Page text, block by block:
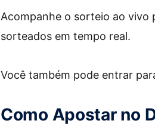
Acompanhe o sorteio ao vivo
sorteados em tempo real.
Você também pode entrar
Como Apostar no